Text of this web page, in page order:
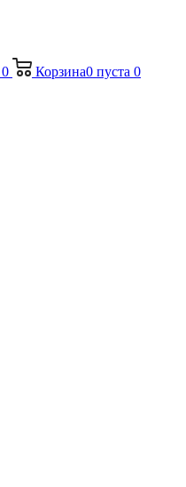
0 Корзина0 пуста 0